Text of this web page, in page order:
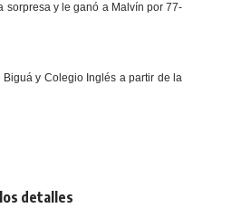
sorpresa y le ganó a Malvín por 77-
y Colegio Inglés a partir de la
detalles